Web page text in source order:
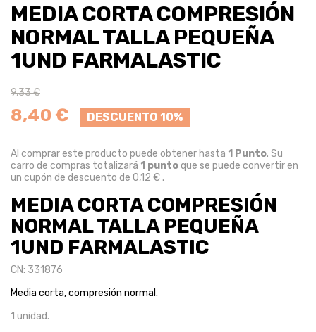
MEDIA CORTA COMPRESIÓN
NORMAL TALLA PEQUEÑA
1UND FARMALASTIC
9,33 €
8,40 € DESCUENTO 10%
Al comprar este producto puede obtener hasta 1 Punto. Su
carro de compras totalizará 1 puntoque se puede convertir en
un cupón de descuento de 0,12 €.
MEDIA CORTA COMPRESIÓN
NORMAL TALLA PEQUEÑA
1UND FARMALASTIC
CN: 331876
Media corta, compresión normal.
1 unidad.